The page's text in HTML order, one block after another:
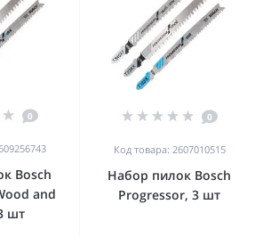
0
Bosch
and
шт
0
Код товара: 2607010515
Набор пилок Bosch
Progressor, 3 шт